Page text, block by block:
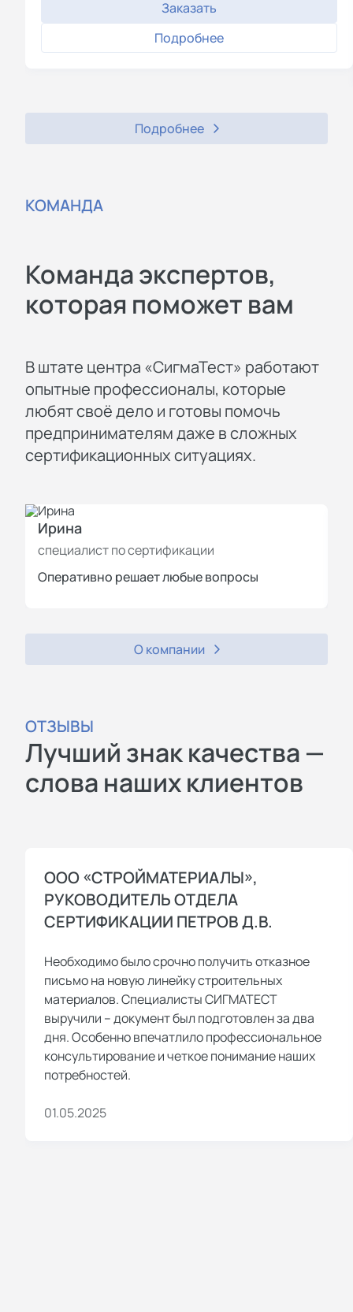
Заказать
Подробнее
Подробнее
КОМАНДА
Команда экспертов,
которая поможет вам
В штате центра «СигмаТест» работают
опытные профессионалы, которые
любят своё дело и готовы помочь
предпринимателям даже в сложных
сертификационных ситуациях.
Ирина
специалист по сертификации
Оперативно решает любые вопросы
О компании
ОТЗЫВЫ
Лучший знак качества —
слова наших клиентов
ООО «СТРОЙМАТЕРИАЛЫ»,
РУКОВОДИТЕЛЬ ОТДЕЛА
СЕРТИФИКАЦИИ ПЕТРОВ Д.В.
Необходимо было срочно получить отказное
письмо на новую линейку строительных
материалов. Специалисты СИГМАТЕСТ
выручили – документ был подготовлен за два
дня. Особенно впечатлило профессиональное
консультирование и четкое понимание наших
потребностей.
01.05.2025